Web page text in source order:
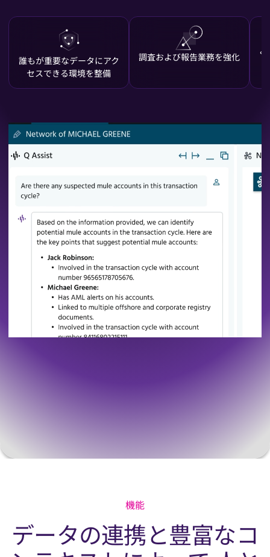
誰もが重要なデータにアク
セスできる環境を整備
調査および報告業務を強化
収益源の強化
顧客対応チームの生産性を
KYC業務の効率化 デュー
がデータとインサイト
クセスできる環境を整
備
不正調査を加速
卓越し
調査と意思決定の加速
業務効率の向上とワークフ
リスク
機能
データの連携と豊富なコ